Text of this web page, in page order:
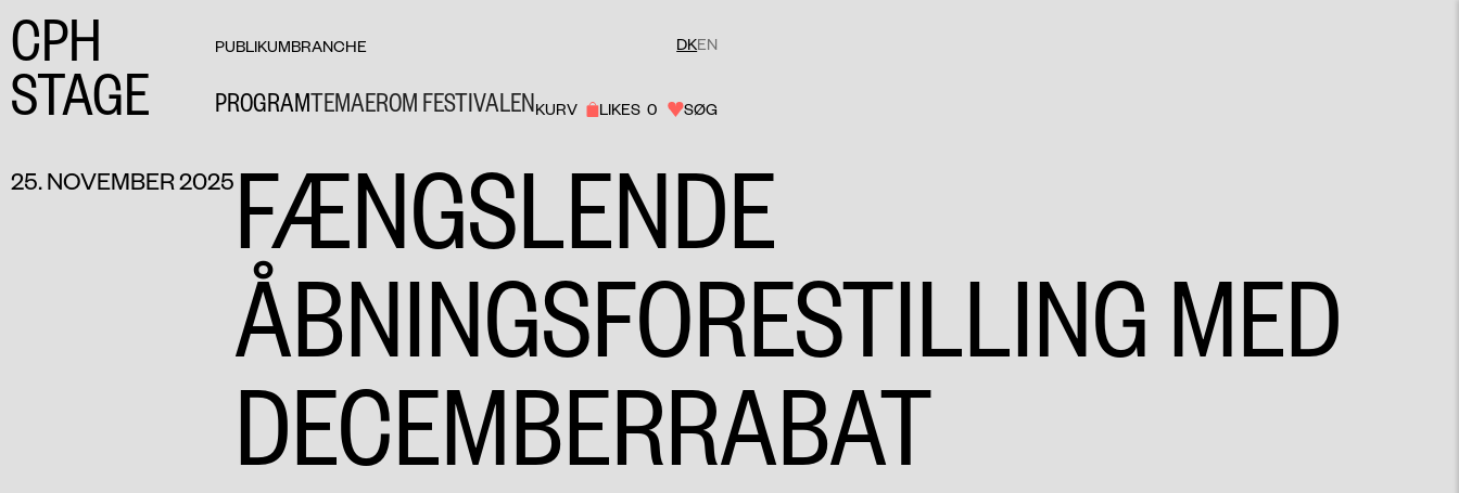
CPH
STAGE
PUBLIKUMBRANCHE DKEN
PROGRAMTEMAEROM FESTIVALENKURV LIKES 0 SØG
25. NOVEMBER 2025 FÆNGSLENDE
ÅBNINGSFORESTILLING MED
DECEMBERRABAT